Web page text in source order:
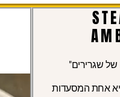
שגרירים"
אחת המסעדות